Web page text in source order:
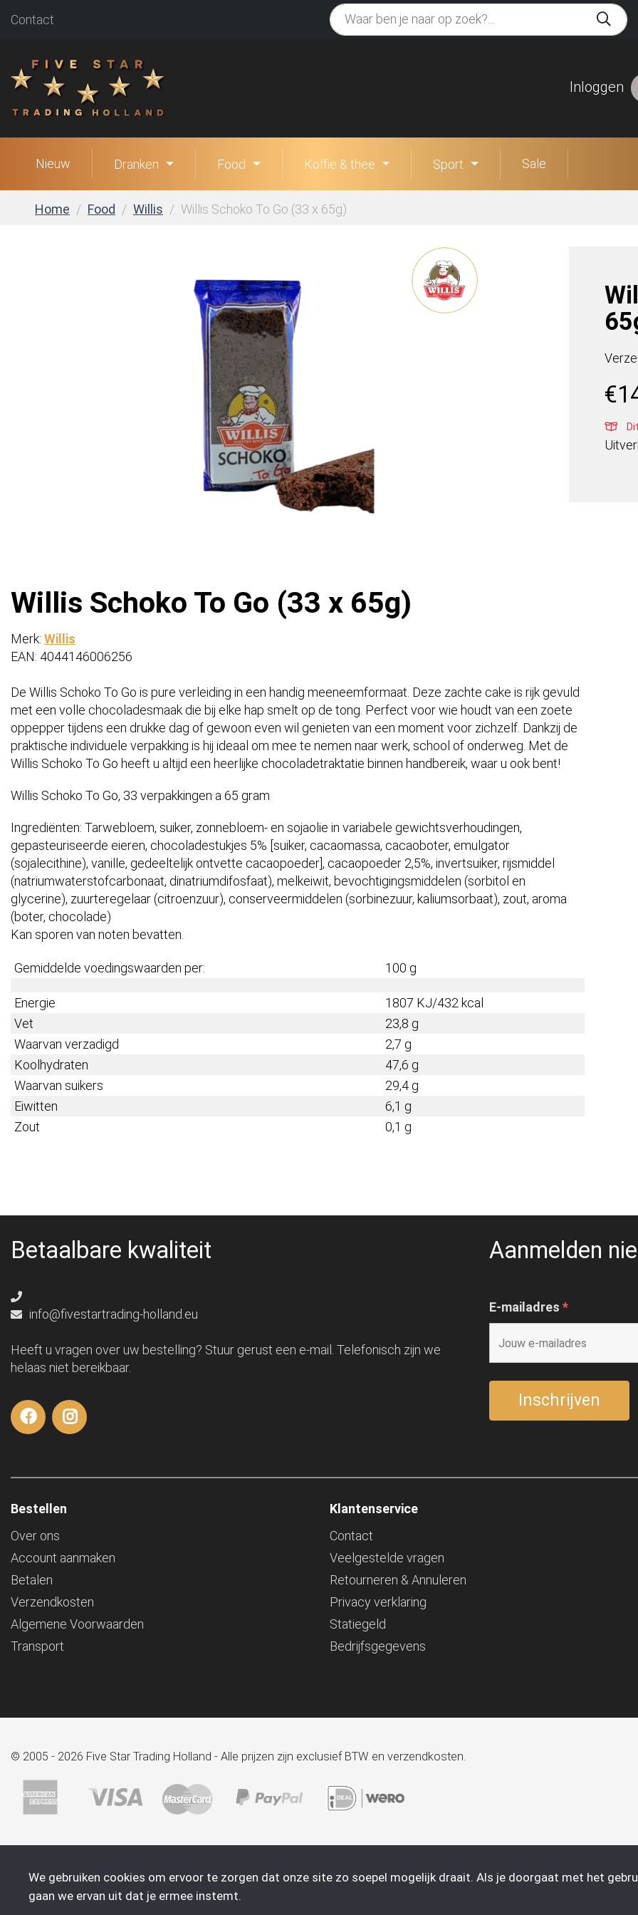
Contact
Inloggen
Nieuw Dranken Food Koffie & thee Sport Sale
Home Food Willis Willis Schoko To Go (33 x 65g)
€
Willis Schoko To Go (33 x 65g)
Merk: Willis
EAN: 4044146006256
De Willis Schoko To Go is pure verleiding in een handig meeneemformaat. Deze zachte cake is rijk gevuld
met een volle chocoladesmaak die bij elke hap smelt op de tong. Perfect voor wie houdt van een zoete
oppepper tijdens een drukke dag of gewoon even wil genieten van een moment voor zichzelf. Dankzij de
praktische individuele verpakking is hij ideaal om mee te nemen naar werk, school of onderweg. Met de
Willis Schoko To Go heeft u altijd een heerlijke chocoladetraktatie binnen handbereik, waar u ook bent!
Willis Schoko To Go, 33 verpakkingen a 65 gram
Ingrediënten: Tarwebloem, suiker, zonnebloem- en sojaolie in variabele gewichtsverhoudingen,
gepasteuriseerde eieren, chocoladestukjes 5% [suiker, cacaomassa, cacaoboter, emulgator
(sojalecithine), vanille, gedeeltelijk ontvette cacaopoeder], cacaopoeder 2,5%, invertsuiker, rijsmiddel
(natriumwaterstofcarbonaat, dinatriumdifosfaat), melkeiwit, bevochtigingsmiddelen (sorbitol en
glycerine), zuurteregelaar (citroenzuur), conserveermiddelen (sorbinezuur, kaliumsorbaat), zout, aroma
(boter, chocolade)
Kan sporen van noten bevatten.
Gemiddelde voedingswaarden per: 100 g
Energie
1807 KJ/432 kcal
Vet
23,8 g
Waarvan verzadigd
2,7 g
Koolhydraten
47,6 g
Waarvan suikers
29,4 g
Eiwitten
6,1 g
Zout
0,1 g
Betaalbare kwaliteit
info@fivestartrading-holland.eu
Heeft u vragen over uw bestelling? Stuur gerust een e-mail. Telefonisch zijn we
helaas niet bereikbaar.
Aanmelden
E-mailadres *
Bestellen
Over ons
Account aanmaken
Betalen
Verzendkosten
Algemene Voorwaarden
Transport
Klantenservice
Contact
Veelgestelde vragen
Retourneren & Annuleren
Privacy verklaring
Statiegeld
Bedrijfsgegevens
© 2005 - 2026 Five Star Trading Holland - Alle prijzen zijn exclusief BTW en verzendkosten.
We gebruiken cookies om ervoor te zorgen dat onze site zo soepel mogelijk draait. Als je doorgaat met het
gaan we ervan uit dat je ermee instemt.